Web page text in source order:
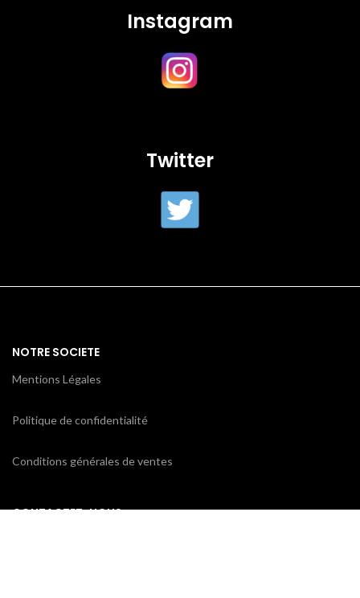
Instagram
Twitter
NOTRE SOCIETE
Mentions Légales
Politique de confidentialité
Conditions générales de ventes
CONTACTEZ-NOUS